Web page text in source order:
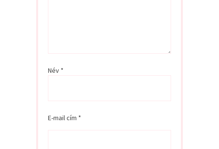
Név *
E-mail cím *